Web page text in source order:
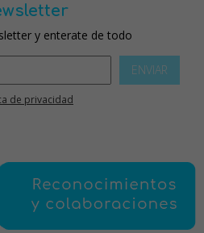
y enterate de todo
ENVIAR
de privacidad